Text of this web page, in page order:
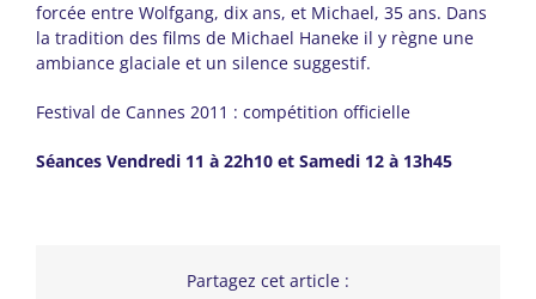
forcée entre Wolfgang, dix ans, et Michael, 35 ans. Dans
la tradition des films de Michael Haneke il y règne une
ambiance glaciale et un silence suggestif.
Festival de Cannes 2011 : compétition officielle
Séances Vendredi 11 à 22h10 et Samedi 12 à 13h45
Partagez cet article :